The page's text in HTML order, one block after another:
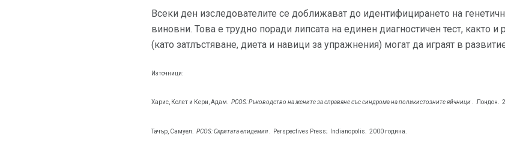
Всеки ден изследователите се доближават до идентифицирането на
виновни. Това е трудно поради липсата на единен диагностичен тест, както
(като затлъстяване, диета и навици за упражнения) могат да играят в
Източници:
Харис, Колет и Кери, Адам. PCOS: Ръководство на жените за справяне със синдрома на поликистозните яйчници. Лондон.
Тачър, Самуел. PCOS: Скритата епидемия Perspectives Press; Indianopolis. 2000 година.